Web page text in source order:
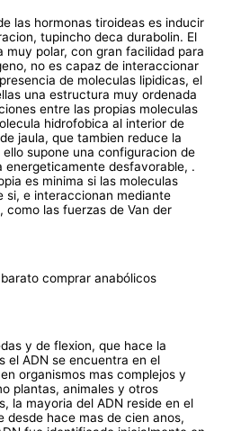
las hormonas tiroideas es inducir
tupincho deca durabolin. El
muy polar, con gran facilidad para
no es capaz de interaccionar
de moleculas lipidicas, el
una estructura muy ordenada
entre las propias moleculas
hidrofobica al interior de
jaula, que tambien reduce la
supone una configuracion de
energeticamente desfavorable, .
es minima si las moleculas
si, e interaccionan mediante
las fuerzas de Van der
comprar anabólicos
y de flexion, que hace la
el ADN se encuentra en el
organismos mas complejos y
plantas, animales y otros
la mayoria del ADN reside en el
desde hace mas de cien anos,